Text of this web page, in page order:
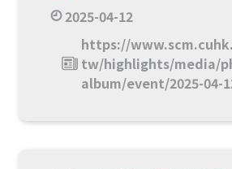
2025-04-12
https://
tw/highlights/media/
album/event/2025-04-